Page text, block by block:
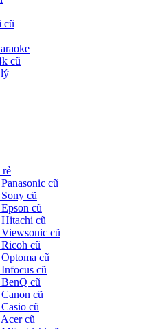
cũ
cũ
rẻ
cũ
cũ
cũ
cũ
cũ
cũ
cũ
cũ
cũ
cũ
cũ
cũ